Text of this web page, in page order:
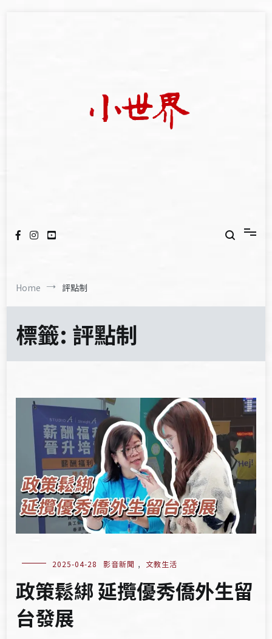
Home 評點制
標籤: 評點制
2025-04-28 影音新聞 , 文教生活
政策鬆綁 延攬優秀僑外生留
台發展